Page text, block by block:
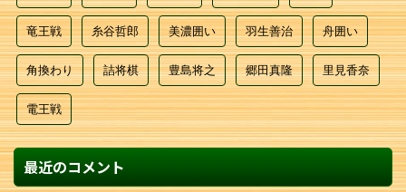
竜王戦 糸谷哲郎 美濃囲い 羽生善治 舟囲い
角換わり 詰将棋 豊島将之 郷田真隆 里見香奈
電王戦
最近のコメント